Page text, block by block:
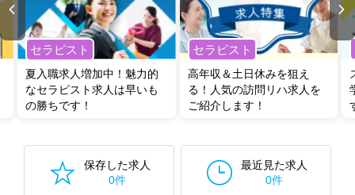
セラピスト
夏入職求人増加中！魅力的
なセラピスト求人は早いも
の勝ちです！
セラピスト
高年収＆土日休みを狙え
る！人気の訪問リハ求人を
ご紹介します！
保存した求人
0件
最近見た求人
0件